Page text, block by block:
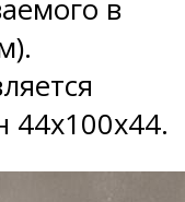
в
44х100х44.